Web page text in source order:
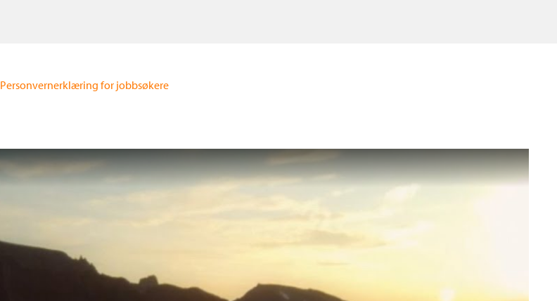
Personvernerklæring for jobbsøkere